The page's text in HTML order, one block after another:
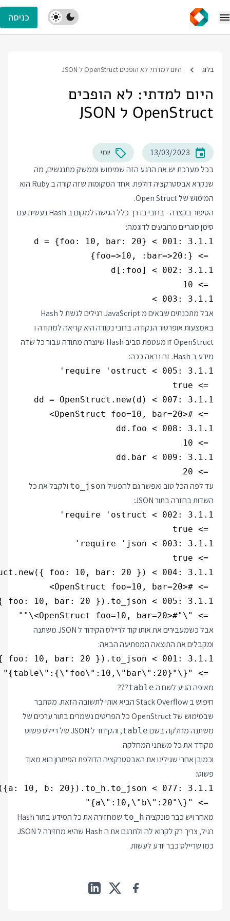
כניסה
בלוג היום למדתי: לא הופכים OpenStruct ל JSON
היום למדתי: לא הופכים
OpenStruct ל JSON
13/03/2023
יומי
בכל מערכת יש את הרגע הזה שמימוש וממשק מתנגשים, מה
שנקרא אבסטרקציה דולפת. אחד המקומות שזה קורה ב Ruby הוא
המימוש של Open Struct.
הסיפור בקצרה - ברובי בדרך כלל הגישה למקום ב Hash נעשית עם
סימן סוגריים מרובעים לדוגמה:
3.1.1 :003 >
אבל מתכנתים שבאים מ JavaScript רגילים לגשת ל Hash
באמצעות אופרטור הנקודה. ברובי נקודה היא קריאה למתודה ו
OpenStruct זו מעטפת סביב Hash שיוצרת מתודה עבור כל שדה
מידע ב Hash. זה נראה ככה:
=> 20
עד לפה הכל טוב ואפשר גם להפעיל to_json ולקבל את כל
השדות בחזרה בתור JSON:
=> "\"#<OpenStruct foo=10, bar=20>\""
אבל כשמעבירים את אותו קוד לריילס הקידוד ל JSON משתנה
ומקבלים את התוצאה המפתיעה הבאה:
=> "{\"table\":{\"foo\":10,\"bar\":20}}"
מאיפה הגיע לשם ה table
???
חיפוש ב Stack Overflow הביא אותי ל
תשובה הזאת. מסתבר
שבמימוש של OpenStruct כל הפריטים נשמרים בתור ערכים של
משתנה מחלקה בשם table
, והקידוד ל JSON של ריילס פשוט
מקודד את כל משתני המחלקה.
וכמובן אחרי שגילינו את האבסטרקציה הדולפת הפיתרון הוא מאוד
פשוט:
=> "{\"a\":10,\"b\":20}"
מאחר ויש כבר פונקציה to_h
שמחזירה את כל המידע בתור Hash
רגיל, צריך רק לקרוא לה ולתרגם את ה Hash שהיא מחזירה ל JSON
כמו שריילס כבר יודע לעשות.